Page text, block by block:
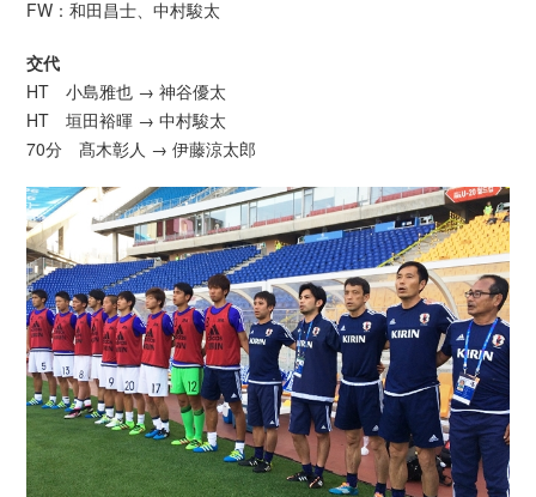
FW：和田昌士、中村駿太
交代
HT 小島雅也 → 神谷優太
HT 垣田裕暉 → 中村駿太
70分 髙木彰人 → 伊藤涼太郎